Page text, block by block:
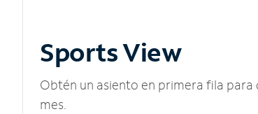
Sports View
Obtén un asiento en primera fila para
mes.